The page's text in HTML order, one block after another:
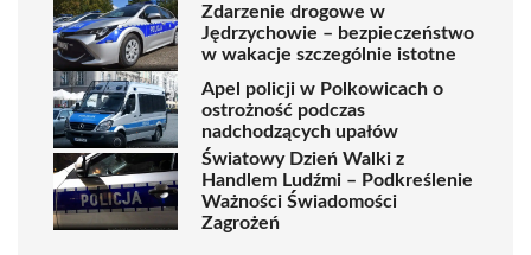
Zdarzenie drogowe w
Jędrzychowie – bezpieczeństwo
w wakacje szczególnie istotne
Apel policji w Polkowicach o
ostrożność podczas
nadchodzących upałów
Światowy Dzień Walki z
Handlem Ludźmi – Podkreślenie
Ważności Świadomości
Zagrożeń